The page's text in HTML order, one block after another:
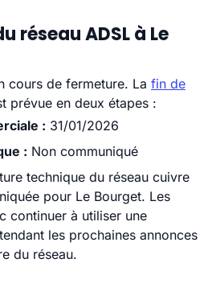
réseau ADSL à Le
cours de fermeture. La fin de
prévue en deux étapes :
: 31/01/2026
: Non communiqué
technique du réseau cuivre
pour Le Bourget. Les
continuer à utiliser une
les prochaines annonces
du réseau.